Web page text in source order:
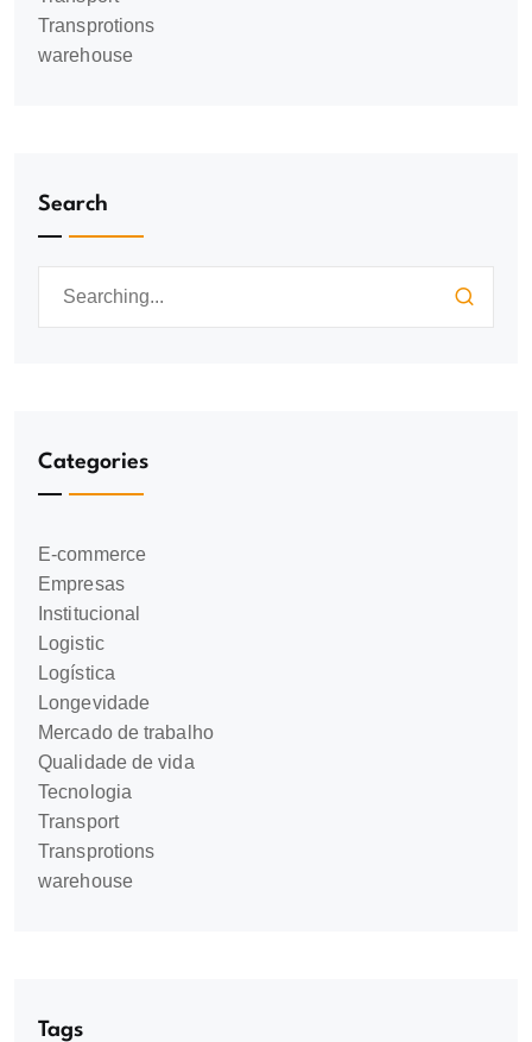
Transprotions
warehouse
Search
Categories
E-commerce
Empresas
Institucional
Logistic
Logística
Longevidade
Mercado de trabalho
Qualidade de vida
Tecnologia
Transport
Transprotions
warehouse
Tags